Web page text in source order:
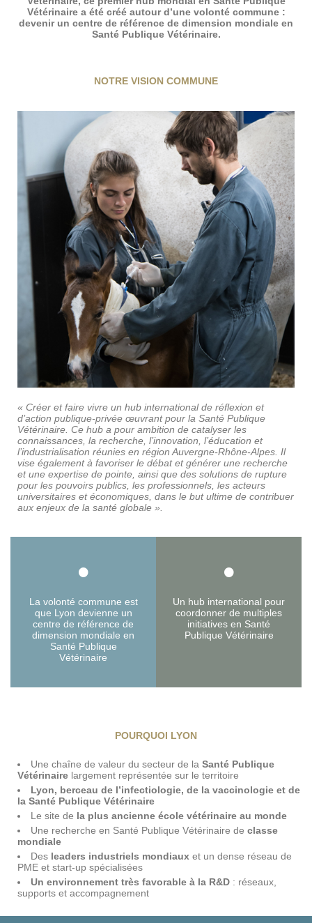
Vétérinaire a été créé autour d’une volonté commune :
devenir un centre de référence de dimension mondiale en
Santé Publique Vétérinaire.
NOTRE VISION COMMUNE
« Créer et faire vivre un hub international de réflexion et
d’action publique-privée œuvrant pour la Santé Publique
Vétérinaire. Ce hub a pour ambition de catalyser les
connaissances, la recherche, l’innovation, l’éducation et
l’industrialisation réunies en région Auvergne-Rhône-Alpes. Il
vise également à favoriser le débat et générer une recherche
et une expertise de pointe, ainsi que des solutions de rupture
pour les pouvoirs publics, les professionnels, les acteurs
universitaires et économiques, dans le but ultime de contribuer
aux enjeux de la santé globale ».
•
La volonté commune est
que Lyon devienne un
centre de référence de
dimension mondiale en
Santé Publique
Vétérinaire
•
Un hub international pour
coordonner de multiples
initiatives en Santé
Publique Vétérinaire
POURQUOI LYON
Une chaîne de valeur du secteur de la Santé Publique
Vétérinaire largement représentée sur le territoire
Lyon, berceau de l’infectiologie, de la vaccinologie et de
la Santé Publique Vétérinaire
Le site de la plus ancienne école vétérinaire au monde
Une recherche en Santé Publique Vétérinaire de classe
mondiale
Des leaders industriels mondiaux et un dense réseau de
PME et start-up spécialisées
Un environnement très favorable à la R&D : réseaux,
supports et accompagnement